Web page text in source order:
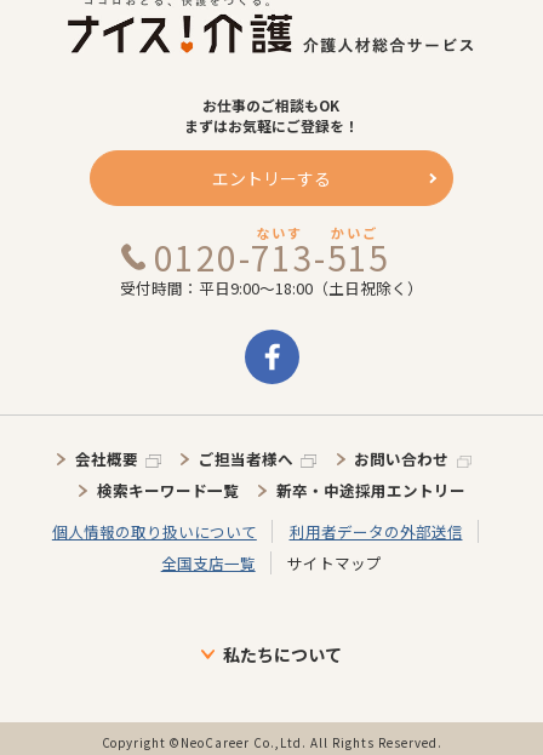
お仕事のご相談もOK
まずはお気軽にご登録を！
エントリーする
0120-713-515
ないす かいご
受付時間：平日9:00～18:00（土日祝除く）
会社概要 ご担当者様へ
お問い合わせ
検索キーワード一覧
新卒・中途採用エントリー
個人情報の取り扱いについて
利用者データの外部送信
全国支店一覧
サイトマップ
私たちについて
介護スタッフに向けた取り組み
インタビュー 事業の歩み・特徴
Copyright ©NeoCareer Co.,Ltd. All Rights Reserved.